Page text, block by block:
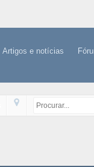
Artigos e notícias